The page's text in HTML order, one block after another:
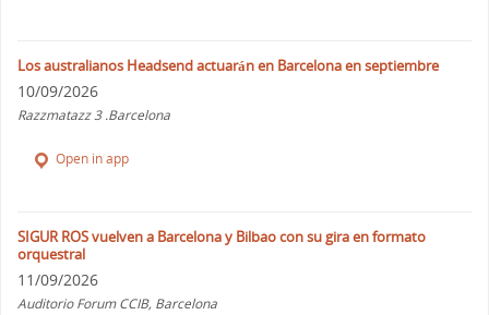
Los australianos Headsend actuarán en Barcelona en septiembre
10/09/2026
Razzmatazz 3 .Barcelona
Open in app
SIGUR ROS vuelven a Barcelona y Bilbao con su gira en formato
orquestral
11/09/2026
Auditorio Forum CCIB, Barcelona